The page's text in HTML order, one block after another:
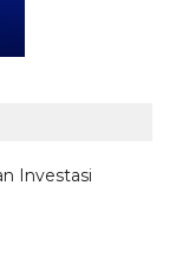
Investasi